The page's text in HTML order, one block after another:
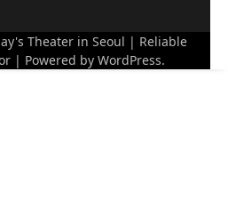
Theater in Seoul | Reliable
| Powered by WordPress.